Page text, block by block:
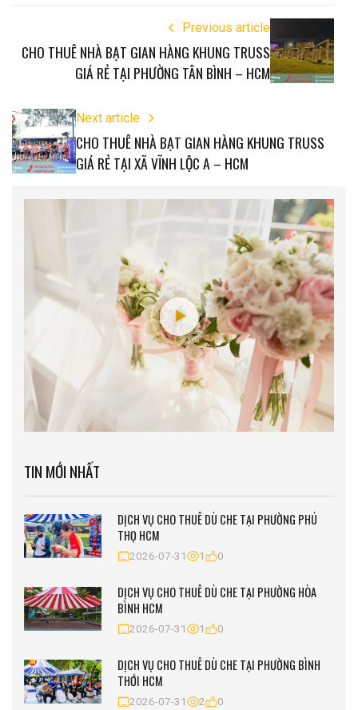
Previous article
CHO THUÊ NHÀ BẠT GIAN HÀNG KHUNG TRUSS
GIÁ RẺ TẠI PHƯỜNG TÂN BÌNH – HCM
Next article
CHO THUÊ NHÀ BẠT GIAN HÀNG KHUNG TRUSS
GIÁ RẺ TẠI XÃ VĨNH LỘC A – HCM
TIN MỚI NHẤT
DỊCH VỤ CHO THUÊ DÙ CHE TẠI PHƯỜNG PHÚ
THỌ HCM
2026-07-31 1 0
DỊCH VỤ CHO THUÊ DÙ CHE TẠI PHƯỜNG HÒA
BÌNH HCM
2026-07-31 1 0
DỊCH VỤ CHO THUÊ DÙ CHE TẠI PHƯỜNG BÌNH
THỚI HCM
2026-07-31 2 0